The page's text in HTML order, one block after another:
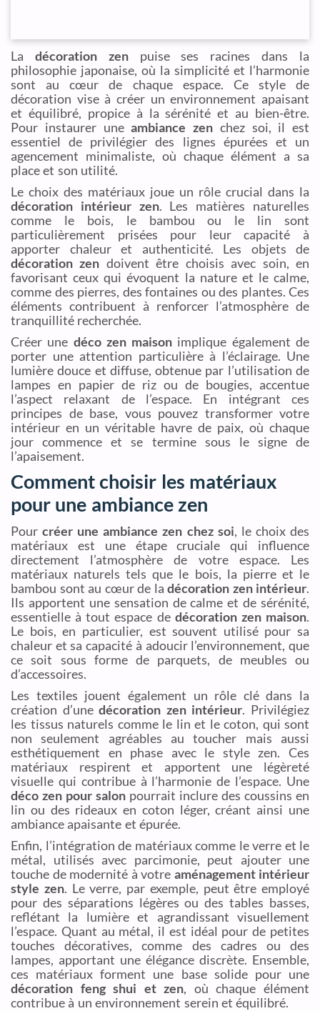
La décoration zenpuise ses racines dans la
philosophie japonaise, où la simplicité et l’harmonie
sont au cœur de chaque espace. Ce style de
décoration vise à créer un environnement apaisant
et équilibré, propice à la sérénité et au bien-être.
Pour instaurer uneambiance zen chez soi, il est
essentiel de privilégier des lignes épurées et un
agencement minimaliste, où chaque élément a sa
place et son utilité.
Le choix des matériaux joue un rôle crucial dans la
décoration intérieur zen. Les matières naturelles
comme le bois, le bambou ou le lin sont
particulièrement prisées pour leur capacité à
apporter chaleur et authenticité. Les objets de
décoration zen doivent être choisis avec soin, en
favorisant ceux qui évoquent la nature et le calme,
comme des pierres, des fontaines ou des plantes. Ces
éléments contribuent à renforcer l’atmosphère de
tranquillité recherchée.
Créer une déco zen maison implique également de
porter une attention particulière à l’éclairage. Une
lumière douce et diffuse, obtenue par l’utilisation de
lampes en papier de riz ou de bougies, accentue
l’aspect relaxant de l’espace. En intégrant ces
principes de base, vous pouvez transformer votre
intérieur en un véritable havre de paix, où chaque
jour commence et se termine sous le signe de
l’apaisement.
Comment choisir les matériaux
pour une ambiance zen
Pourcréer une ambiance zen chez soi, le choix des
matériaux est une étape cruciale qui influence
directement l’atmosphère de votre espace. Les
matériaux naturels tels que le bois, la pierre et le
bambou sont au cœur de la décoration zen intérieur.
Ils apportent une sensation de calme et de sérénité,
essentielle à tout espace de décoration zen maison.
Le bois, en particulier, est souvent utilisé pour sa
chaleur et sa capacité à adoucir l’environnement, que
ce soit sous forme de parquets, de meubles ou
d’accessoires.
Les textiles jouent également un rôle clé dans la
création d’unedécoration zen intérieur. Privilégiez
les tissus naturels comme le lin et le coton, qui sont
non seulement agréables au toucher mais aussi
esthétiquement en phase avec le style zen. Ces
matériaux respirent et apportent une légèreté
visuelle qui contribue à l’harmonie de l’espace. Une
déco zen pour salon pourrait inclure des coussins en
lin ou des rideaux en coton léger, créant ainsi une
ambiance apaisante et épurée.
Enfin, l’intégration de matériaux comme le verre et le
métal, utilisés avec parcimonie, peut ajouter une
touche de modernité à votre aménagement intérieur
style zen. Le verre, par exemple, peut être employé
pour des séparations légères ou des tables basses,
reflétant la lumière et agrandissant visuellement
l’espace. Quant au métal, il est idéal pour de petites
touches décoratives, comme des cadres ou des
lampes, apportant une élégance discrète. Ensemble,
ces matériaux forment une base solide pour une
décoration feng shui et zen, où chaque élément
contribue à un environnement serein et équilibré.